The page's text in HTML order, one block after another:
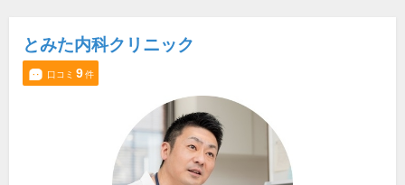
とみた内科クリニック
口コミ 9件